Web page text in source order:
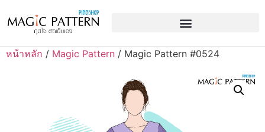
หน้าหลัก / Magic Pattern / Magic Pattern #0524